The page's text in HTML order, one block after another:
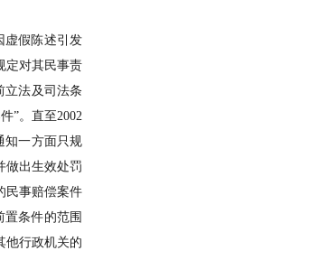
虚假陈述引发
定对其民事责
立法及司法条
”。直至2002
知一方面只规
做出生效处罚
民事赔偿案件
条件的范围
他行政机关的